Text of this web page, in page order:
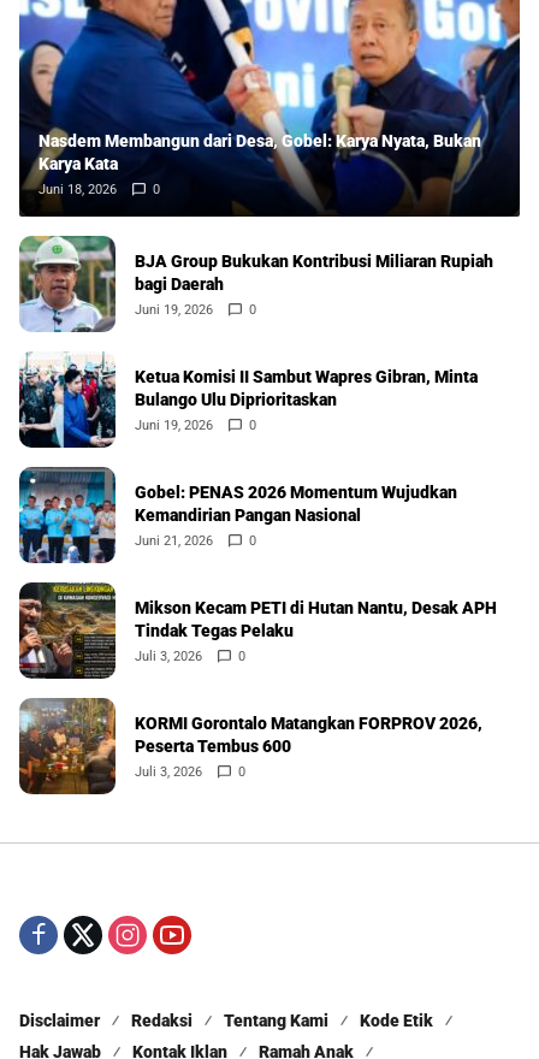
Nasdem Membangun dari Desa, Gobel: Karya Nyata, Bukan
Karya Kata
Juni 18, 2026 0
BJA Group Bukukan Kontribusi Miliaran Rupiah
bagi Daerah
Juni 19, 2026 0
Ketua Komisi II Sambut Wapres Gibran, Minta
Bulango Ulu Diprioritaskan
Juni 19, 2026 0
Gobel: PENAS 2026 Momentum Wujudkan
Kemandirian Pangan Nasional
Juni 21, 2026 0
Mikson Kecam PETI di Hutan Nantu, Desak APH
Tindak Tegas Pelaku
Juli 3, 2026 0
KORMI Gorontalo Matangkan FORPROV 2026,
Peserta Tembus 600
Juli 3, 2026 0
Disclaimer Redaksi Tentang Kami
Kode Etik
Hak Jawab
Kontak Iklan Ramah Anak